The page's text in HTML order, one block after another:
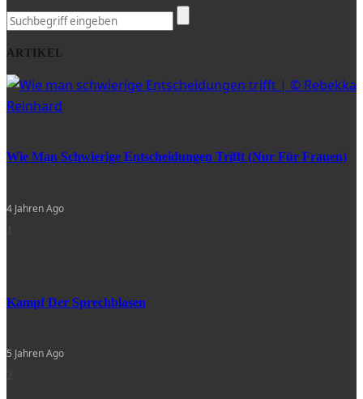
ARTIKEL
Wie Man Schwierige Entscheidungen Trifft (nur Für Frauen)
4 Jahren Ago
Kampf Der Sprechblasen
5 Jahren Ago